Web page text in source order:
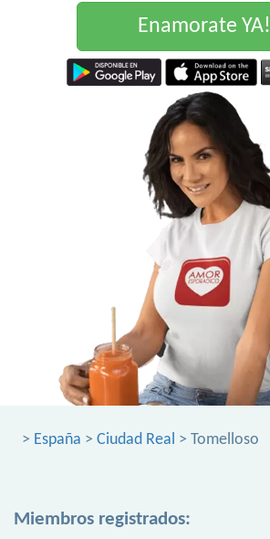
Enamorate YA!
> España > Ciudad Real > Tomelloso
Miembros registrados: